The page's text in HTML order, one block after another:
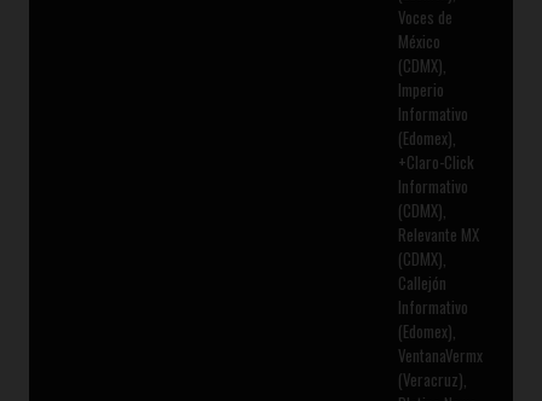
Voces de
México
(CDMX),
Imperio
Informativo
(Edomex),
+Claro-Click
Informativo
(CDMX),
Relevante MX
(CDMX),
Callejón
Informativo
(Edomex),
VentanaVermx
(Veracruz),